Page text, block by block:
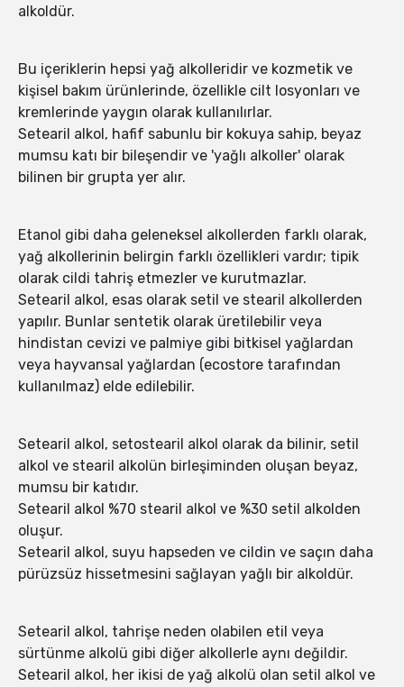
alkoldür.
Bu içeriklerin hepsi yağ alkolleridir ve kozmetik ve
kişisel bakım ürünlerinde, özellikle cilt losyonları ve
kremlerinde yaygın olarak kullanılırlar.
Setearil alkol, hafif sabunlu bir kokuya sahip, beyaz
mumsu katı bir bileşendir ve 'yağlı alkoller' olarak
bilinen bir grupta yer alır.
Etanol gibi daha geleneksel alkollerden farklı olarak,
yağ alkollerinin belirgin farklı özellikleri vardır; tipik
olarak cildi tahriş etmezler ve kurutmazlar.
Setearil alkol, esas olarak setil ve stearil alkollerden
yapılır. Bunlar sentetik olarak üretilebilir veya
hindistan cevizi ve palmiye gibi bitkisel yağlardan
veya hayvansal yağlardan (ecostore tarafından
kullanılmaz) elde edilebilir.
Setearil alkol, setostearil alkol olarak da bilinir, setil
alkol ve stearil alkolün birleşiminden oluşan beyaz,
mumsu bir katıdır.
Setearil alkol %70 stearil alkol ve %30 setil alkolden
oluşur.
Setearil alkol, suyu hapseden ve cildin ve saçın daha
pürüzsüz hissetmesini sağlayan yağlı bir alkoldür.
Setearil alkol, tahrişe neden olabilen etil veya
sürtünme alkolü gibi diğer alkollerle aynı değildir.
Setearil alkol, her ikisi de yağ alkolü olan setil alkol ve